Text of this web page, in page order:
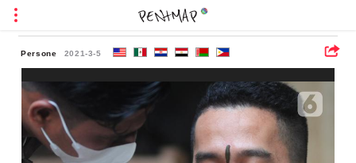
Persone 2021-3-5